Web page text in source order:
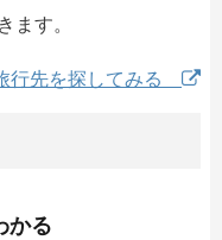
ます。
行先を探してみる
かる